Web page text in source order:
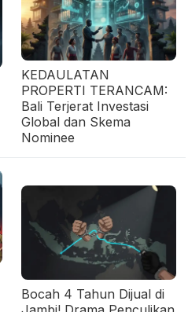
KEDAULATAN
PROPERTI TERANCAM:
Bali Terjerat Investasi
Global dan Skema
Nominee
Bocah 4 Tahun Dijual di